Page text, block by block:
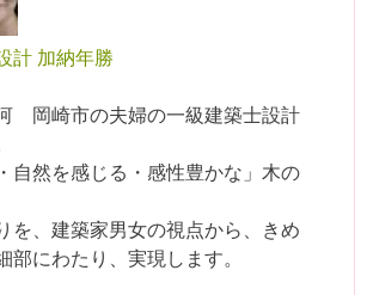
計 加納年勝
岡崎市の夫婦の一級建築士設計
自然を感じる・感性豊かな」木の
を、建築家男女の視点から、きめ
部にわたり、実現します。